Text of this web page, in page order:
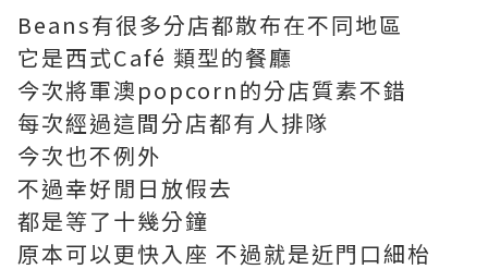
Beans有很多分店都散布在不同地區
它是西式Café 類型的餐廳
今次將軍澳popcorn的分店質素不錯
每次經過這間分店都有人排隊
今次也不例外
不過幸好閒日放假去
都是等了十幾分鐘
原本可以更快入座 不過就是近門口細枱